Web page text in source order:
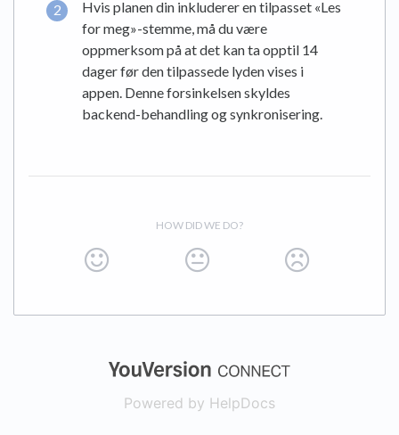
Hvis planen din inkluderer en tilpasset «Les
for meg»-stemme, må du være
oppmerksom på at det kan ta opptil 14
dager før den tilpassede lyden vises i
appen. Denne forsinkelsen skyldes
backend-behandling og synkronisering.
HOW DID WE DO?
(opens in a
Powered by HelpDocs